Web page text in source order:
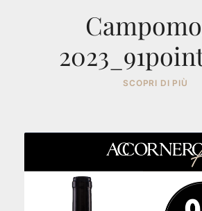
SCOPRI DI PIÙ